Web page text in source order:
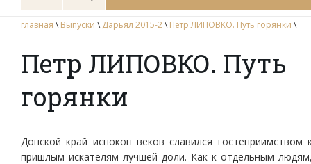
главная \ Выпуски \ Дарьял 2015-2\ Петр ЛИПОВКО. Путь горянки \
Петр ЛИПОВКО. Путь
горянки
Донской край испокон веков славился гостеприимством
пришлым искателям лучшей доли. Как к отдельным